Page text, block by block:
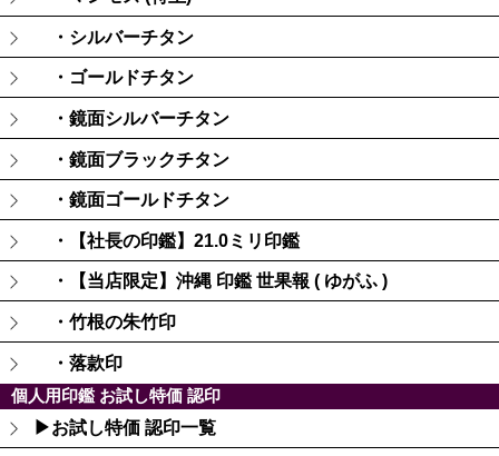
・シルバーチタン
・ゴールドチタン
・鏡面シルバーチタン
・鏡面ブラックチタン
・鏡面ゴールドチタン
・【社長の印鑑】21.0ミリ印鑑
・【当店限定】沖縄 印鑑 世果報 ( ゆがふ )
・竹根の朱竹印
・落款印
個人用印鑑 お試し特価 認印
▶お試し特価 認印一覧